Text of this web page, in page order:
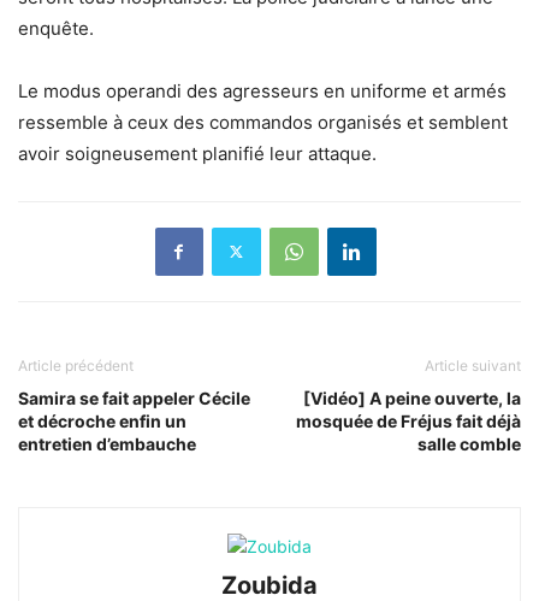
enquête.
Le modus operandi des agresseurs en uniforme et armés
ressemble à ceux des commandos organisés et semblent
avoir soigneusement planifié leur attaque.
Article précédent
Samira se fait appeler Cécile
et décroche enfin un
entretien d’embauche
Article suivant
[Vidéo] A peine ouverte, la
mosquée de Fréjus fait déjà
salle comble
Zoubida